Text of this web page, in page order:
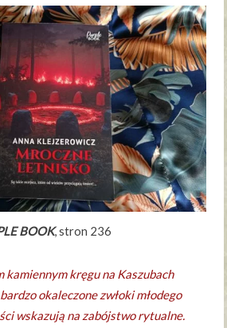
BOOK, stron 236
kamiennym kręgu na Kaszubach
okaleczone zwłoki młodego
wskazują na zabójstwo rytualne.